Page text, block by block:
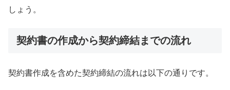
しょう。
契約書の作成から契約締結までの流れ
契約書作成を含めた契約締結の流れは以下の通りです。